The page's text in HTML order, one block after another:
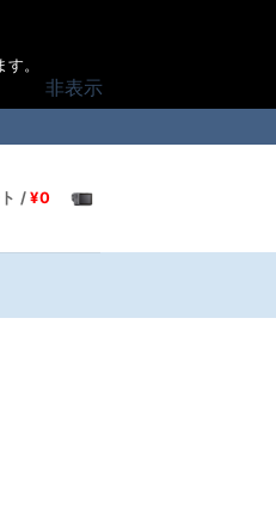
。
非表示
ト /¥0